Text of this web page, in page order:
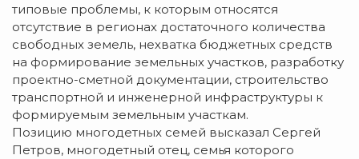
типовые проблемы, к которым относятся
отсутствие в регионах достаточного количества
свободных земель, нехватка бюджетных средств
на формирование земельных участков, разработку
проектно-сметной документации, строительство
транспортной и инженерной инфраструктуры к
формируемым земельным участкам.
Позицию многодетных семей высказал Сергей
Петров, многодетный отец, семья которого